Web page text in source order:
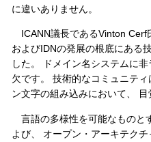
に違いありません。
ICANN議長であるVinton Cerf
およびIDNの発展の根底にある
した。 ドメイン名システムに
欠です。 技術的なコミュニテ
ン文字の組み込みにおいて、 目
言語の多様性を可能なものと
よび、 オープン・アーキテク